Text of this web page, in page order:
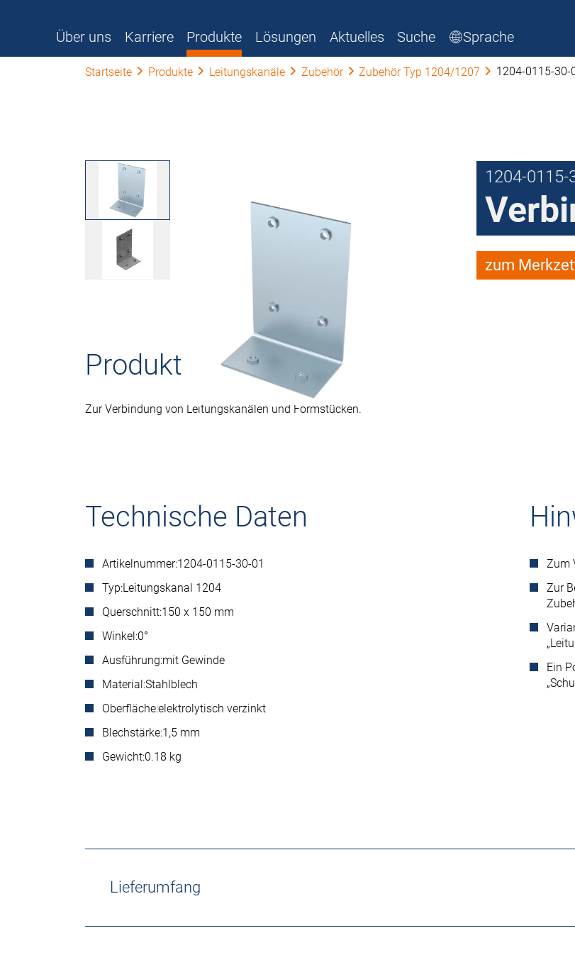
Über uns Karriere Produkte Lösungen Aktuelles Suche Sprache
Startseite Produkte Leitungskanäle Zubehör Zubehör Typ 1204/1207 1204-0115-30-
1204-0115-
zum
Produktbeschreibung
Zur Verbindung von Leitungskanälen und Formstücken.
Technische Daten
Artikelnummer:1204-0115-30-01
Typ:Leitungskanal 1204
Querschnitt:150 x 150 mm
Winkel:0°
Ausführung:mit Gewinde
Material:Stahlblech
Oberfläche:elektrolytisch verzinkt
Blechstärke:1,5 mm
Gewicht:0.18 kg
Zum
Zur
Ein
Lieferumfang